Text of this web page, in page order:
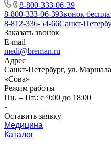
8-800-333-06-39
8-800-333-06-39Звонок
8-812-336-54-66Санкт-
Заказать звонок
E-mail
medi@breman.ru
Адрес
Санкт-Петербург, ул.
«Сова»
Режим работы
Пн. – Пт.: с 9:00 до 18:00
Оставить заявку
Медицина
Каталог